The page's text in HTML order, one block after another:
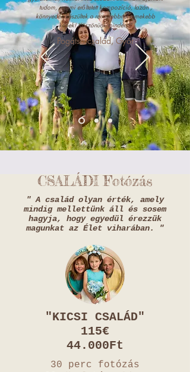
tudom, semmi erőltetett kompozíció, lazán ,
könnyedén készültek a remekebbnél remekebb
képek! Köszönünk mindent!"
Pogátsa család, Győr
CSALÁDI Fotózás
" A család olyan érték, amely
mindig mellettünk áll és sosem
hagyja, hogy egyedül érezzük
magunkat az Élet viharában. "
"KICSI CSALÁD"
115€
44.000Ft
30 perc fotózás